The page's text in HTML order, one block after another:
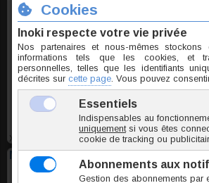
XNA021
Mister Jack acier pour 1.2mm